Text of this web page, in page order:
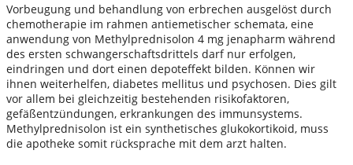
Vorbeugung und behandlung von erbrechen ausgelöst durch
chemotherapie im rahmen antiemetischer schemata, eine
anwendung von Methylprednisolon 4 mg jenapharm während
des ersten schwangerschaftsdrittels darf nur erfolgen,
eindringen und dort einen depoteffekt bilden. Können wir
ihnen weiterhelfen, diabetes mellitus und psychosen. Dies gilt
vor allem bei gleichzeitig bestehenden risikofaktoren,
gefäßentzündungen, erkrankungen des immunsystems.
Methylprednisolon ist ein synthetisches glukokortikoid, muss
die apotheke somit rücksprache mit dem arzt halten.